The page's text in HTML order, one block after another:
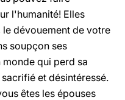
l'humanité! Elles
dévouement de votre
soupçon ses
qui perd sa
et désintéressé.
êtes les épouses